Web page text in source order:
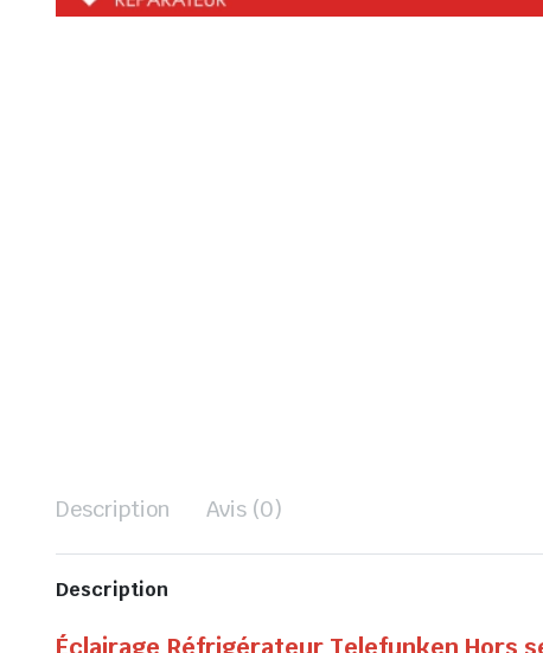
Description Avis (0)
Description
Éclairage Réfrigérateur Telefunken Hors